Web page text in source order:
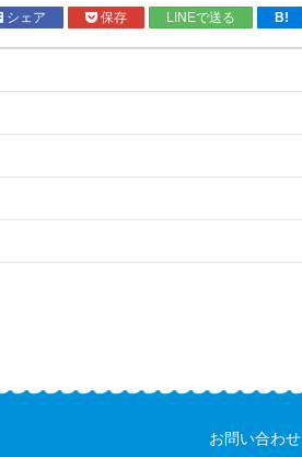
シェア 保存 LINEで送る B!
お問い合わせ